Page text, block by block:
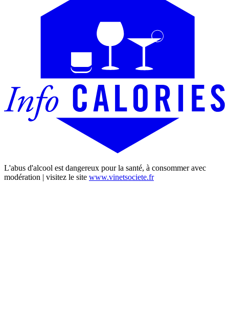
L'abus d'alcool est dangereux pour la santé, à consommer avec
modération | visitez le site www.vinetsociete.fr